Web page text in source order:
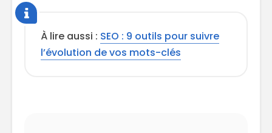
À lire aussi : SEO : 9 outils pour suivre
l’évolution de vos mots-clés